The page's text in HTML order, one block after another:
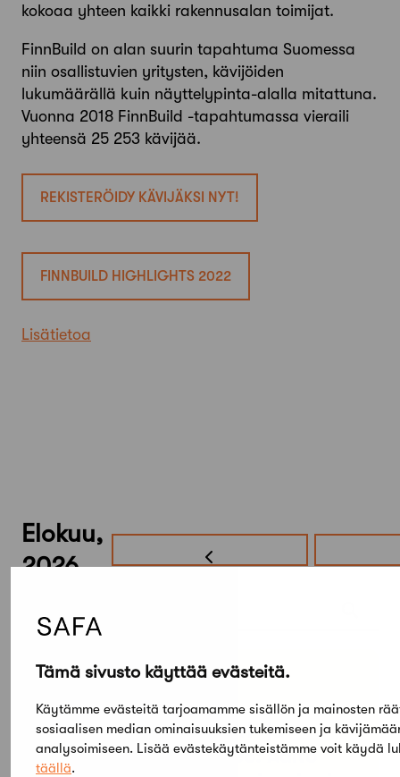
Tämä sivusto käyttää evästeitä.
Käytämme evästeitä tarjoamamme sisällön ja mainosten
sosiaalisen median ominaisuuksien tukemiseen ja
analysoimiseen. Lisää evästekäytänteistämme voit käydä
täällä.
kokoaa yhteen kaikki rakennusalan toimijat.
FinnBuild on alan suurin tapahtuma Suomessa
niin osallistuvien yritysten, kävijöiden
lukumäärällä kuin näyttelypinta-alalla mitattuna.
Vuonna 2018 FinnBuild -tapahtumassa vieraili
yhteensä 25 253 kävijää.
REKISTERÖIDY KÄVIJÄKSI NYT!
FINNBUILD HIGHLIGHTS 2022
Lisätietoa
Elokuu,
2026
PE
KESÄ
SU
Arkkitehtuuri- ja
designmuseo: Aalto